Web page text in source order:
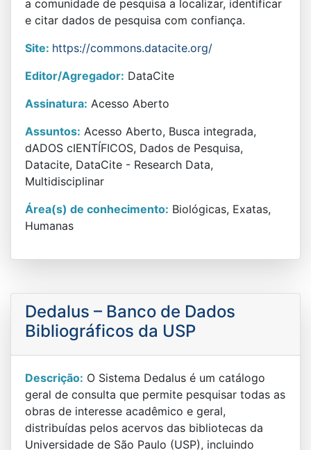
a comunidade de pesquisa a localizar, identificar
e citar dados de pesquisa com confiança.
Site: https://commons.datacite.org/
Editor/Agregador: DataCite
Assinatura: Acesso Aberto
Assuntos: Acesso Aberto, Busca integrada,
dADOS cIENTÍFICOS, Dados de Pesquisa,
Datacite, DataCite - Research Data,
Multidisciplinar
Área(s) de conhecimento: Biológicas, Exatas,
Humanas
Dedalus – Banco de Dados
Bibliográficos da USP
Descrição: O Sistema Dedalus é um catálogo
geral de consulta que permite pesquisar todas as
obras de interesse acadêmico e geral,
distribuídas pelos acervos das bibliotecas da
Universidade de São Paulo (USP), incluindo